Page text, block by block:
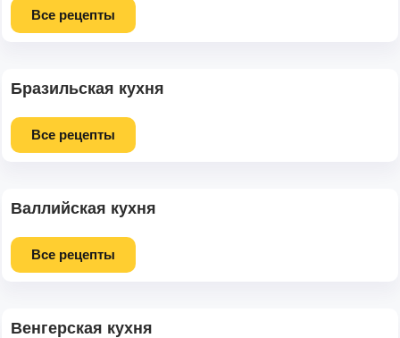
Все рецепты
Бразильская кухня
Все рецепты
Валлийская кухня
Все рецепты
Венгерская кухня